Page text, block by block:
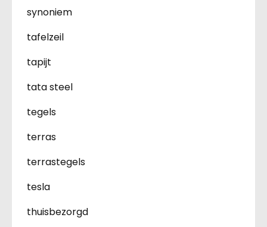
synoniem
tafelzeil
tapijt
tata steel
tegels
terras
terrastegels
tesla
thuisbezorgd